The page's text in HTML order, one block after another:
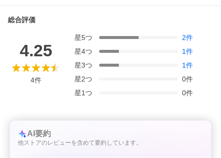
総合評価
4.25
4件
星5つ 2件
星4つ 1件
星3つ 1件
星2つ 0件
星1つ 0件
AI要約
他ストアのレビューを含めて要約しています。